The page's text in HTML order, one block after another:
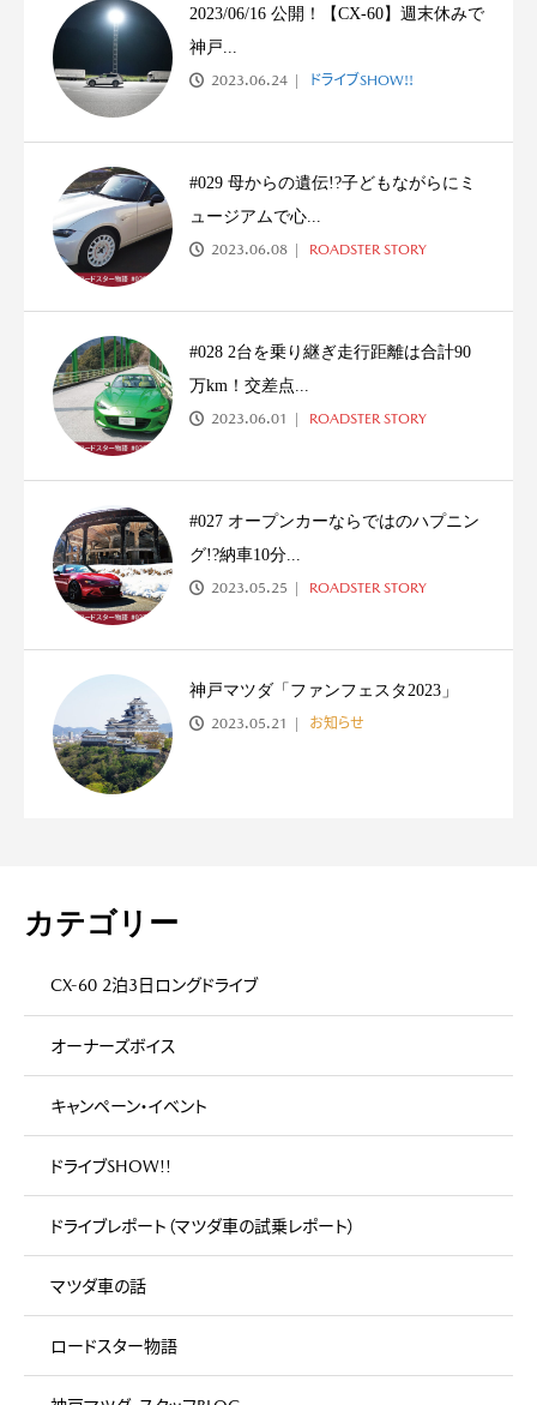
2023/06/16 公開！【CX-60】週末休みで
神戸...
2023.06.24 ドライブSHOW!!
#029 母からの遺伝!?子どもながらにミ
ュージアムで心...
2023.06.08 ROADSTER STORY
#028 2台を乗り継ぎ走行距離は合計90
万km！交差点...
2023.06.01 ROADSTER STORY
#027 オープンカーならではのハプニン
グ!?納車10分...
2023.05.25 ROADSTER STORY
神戸マツダ「ファンフェスタ2023」
2023.05.21 お知らせ
カテゴリー
CX-60 2泊3日ロングドライブ
オーナーズボイス
キャンペーン・イベント
ドライブSHOW!!
ドライブレポート（マツダ車の試乗レポート）
マツダ車の話
ロードスター物語